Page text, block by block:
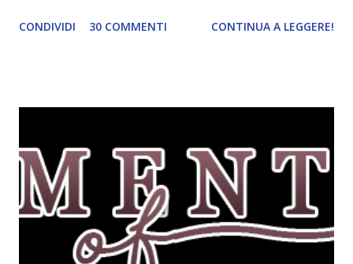
io. Lo scopo della rubrica è mostrarvi tre libri della mia
quanti possono dire di abitare in un palazzo antico nel
cuore di Londra, pieno di saloni, quadri e passaggi segreti?
E quanti, fra gli studenti della Saint Lennox High School,
possono vantare una famiglia altrettanto speciale, che da
una generazione all'altra si tramanda poteri misteriosi?
CONDIVIDI 30 COMMENTI CONTINUA A LEGGERE!